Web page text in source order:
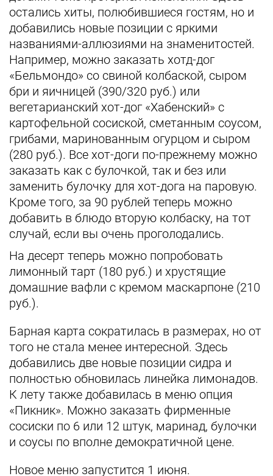
остались хиты, полюбившиеся гостям, но и
добавились новые позиции с яркими
названиями-аллюзиями на знаменитостей.
Например, можно заказать хотд-дог
«Бельмондо» со свиной колбаской, сыром
бри и яичницей (390/320 руб.) или
вегетарианский хот-дог «Хабенский» с
картофельной сосиской, сметанным соусом,
грибами, маринованным огурцом и сыром
(280 руб.). Все хот-доги по-прежнему можно
заказать как с булочкой, так и без или
заменить булочку для хот-дога на паровую.
Кроме того, за 90 рублей теперь можно
добавить в блюдо вторую колбаску, на тот
случай, если вы очень проголодались.
На десерт теперь можно попробовать
лимонный тарт (180 руб.) и хрустящие
домашние вафли с кремом маскарпоне (210
руб.).
Барная карта сократилась в размерах, но от
того не стала менее интересной. Здесь
добавились две новые позиции сидра и
полностью обновилась линейка лимонадов.
К лету также добавилась в меню опция
«Пикник». Можно заказать фирменные
сосиски по 6 или 12 штук, маринад, булочки
и соусы по вполне демократичной цене.
Новое меню запустится 1 июня.